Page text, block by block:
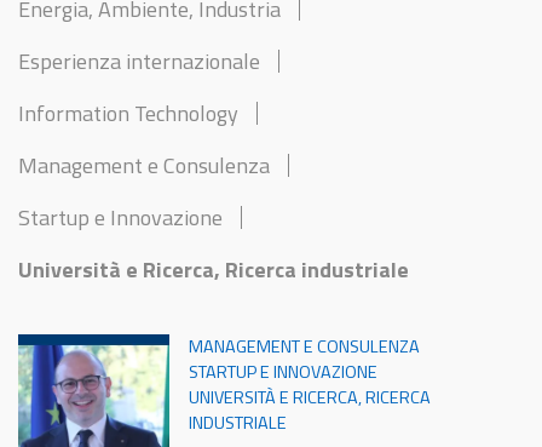
Energia, Ambiente, Industria
Esperienza internazionale
Information Technology
Management e Consulenza
Startup e Innovazione
Università e Ricerca, Ricerca industriale
MANAGEMENT E CONSULENZA
STARTUP E INNOVAZIONE
UNIVERSITÀ E RICERCA, RICERCA
INDUSTRIALE